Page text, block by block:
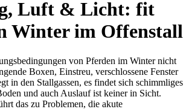
Luft & Licht: fit
Winter im Offenstall
von Pferden im Winter nicht
Boxen, Einstreu, verschlossene Fenster
in den Stallgassen, es findet sich schimmliges
und auch Auslauf ist keiner in Sicht.
das zu Problemen, die akute